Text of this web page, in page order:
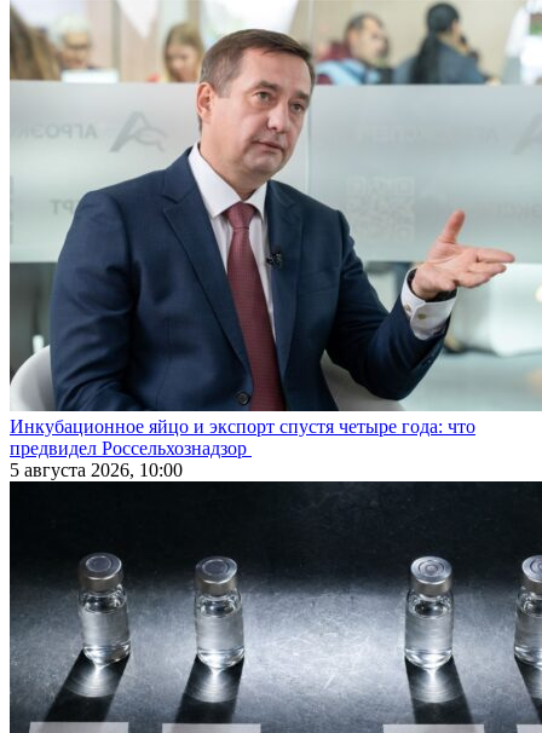
Инкубационное яйцо и экспорт спустя четыре года: что
предвидел Россельхознадзор
5 августа 2026, 10:00